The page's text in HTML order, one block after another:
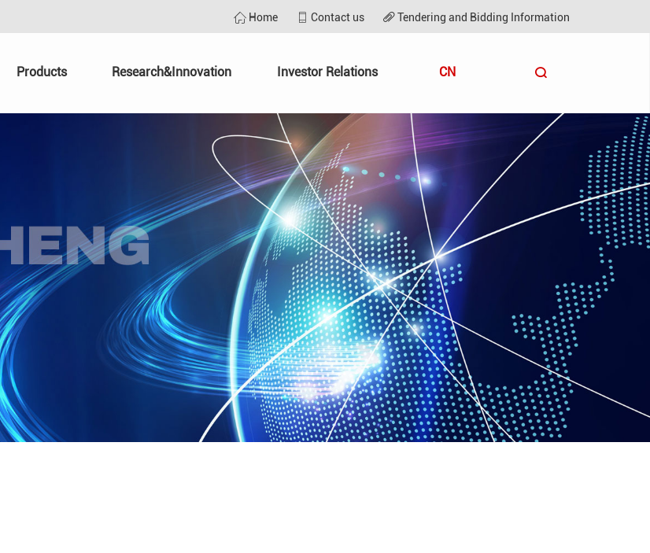
Home Contact us Tendering and Bidding Information
Products Research&Innovation Investor Relations CN